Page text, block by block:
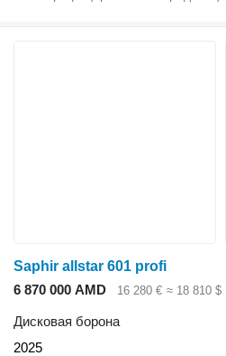
Saphir allstar 601 profi
6 870 000 AMD
16 280 € ≈ 18 810 $
Дисковая борона
2025